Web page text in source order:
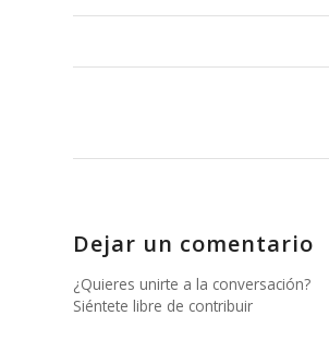
Dejar un comentario
¿Quieres unirte a la conversación?
Siéntete libre de contribuir